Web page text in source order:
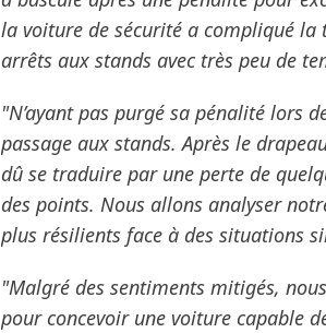
la voiture de sécurité a compliqué la
arrêts aux stands avec très peu de
"N’ayant pas purgé sa pénalité lors
passage aux stands. Après le
dû se traduire par une perte de
des points. Nous allons analyser
plus résilients face à des situations
"Malgré des sentiments mitigés,
pour concevoir une voiture capable